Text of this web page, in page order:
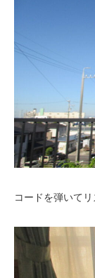
コードを弾いてリ